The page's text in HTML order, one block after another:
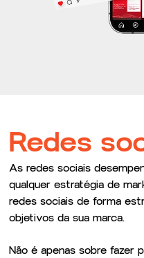
Redes
As redes sociais
qualquer estratégia de
redes sociais de forma
objetivos da sua marca.
Não é apenas sobre fazer